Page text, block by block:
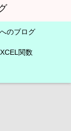
のブログ
関数